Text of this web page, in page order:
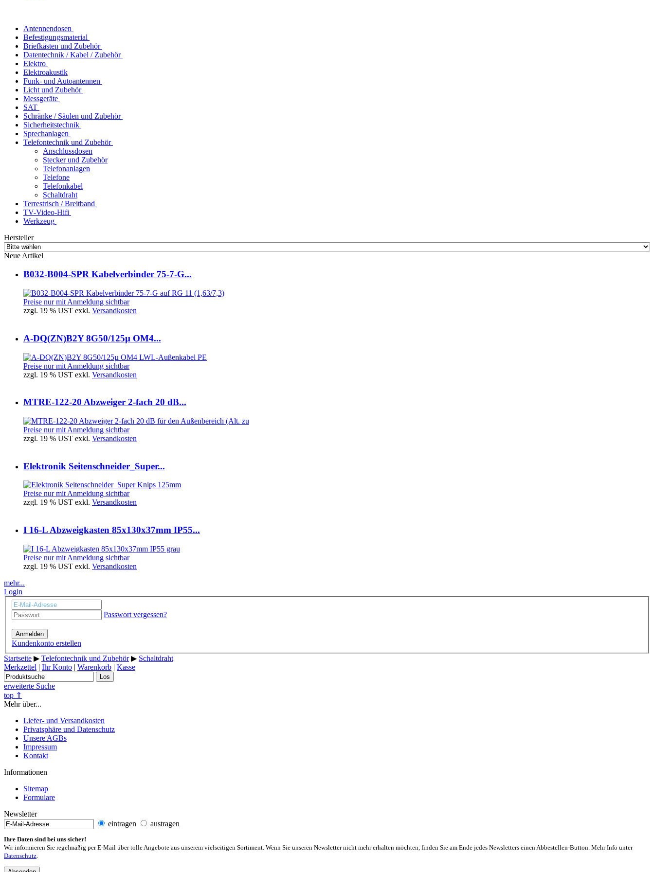
Antennendosen
Befestigungsmaterial
Briefkästen und Zubehör
Datentechnik / Kabel / Zubehör
Elektro
Elektroakustik
Funk- und Autoantennen
Licht und Zubehör
Messgeräte
SAT
Schränke / Säulen und Zubehör
Sicherheitstechnik
Sprechanlagen
Telefontechnik und Zubehör
Anschlussdosen
Stecker und Zubehör
Telefonanlagen
Telefone
Telefonkabel
Schaltdraht
Terrestrisch / Breitband
TV-Video-Hifi
Werkzeug
Hersteller
Neue Artikel
B032-B004-SPR Kabelverbinder 75-7-G...
Preise nur mit Anmeldung sichtbar
zzgl. 19 % UST exkl. Versandkosten
A-DQ(ZN)B2Y 8G50/125µ OM4...
Preise nur mit Anmeldung sichtbar
zzgl. 19 % UST exkl. Versandkosten
MTRE-122-20 Abzweiger 2-fach 20 dB...
Preise nur mit Anmeldung sichtbar
zzgl. 19 % UST exkl. Versandkosten
Elektronik Seitenschneider_Super...
Preise nur mit Anmeldung sichtbar
zzgl. 19 % UST exkl. Versandkosten
I 16-L Abzweigkasten 85x130x37mm IP55...
Preise nur mit Anmeldung sichtbar
zzgl. 19 % UST exkl. Versandkosten
mehr...
Login
Passwort vergessen?
Anmelden
Kundenkonto erstellen
Startseite ▶ Telefontechnik und Zubehör▶ Schaltdraht
Merkzettel | Ihr Konto | Warenkorb | Kasse
Los
erweiterte Suche
top ⇑
Mehr über...
Liefer- und Versandkosten
Privatsphäre und Datenschutz
Unsere AGBs
Impressum
Kontakt
Informationen
Sitemap
Formulare
Newsletter
eintragen
austragen
Ihre Daten sind bei uns sicher!
Wir informieren Sie regelmäßig per E-Mail über tolle Angebote aus unserem vielseitigen Sortiment. Wenn Sie unseren Newsletter nicht mehr erhalten möchten, finden Sie am Ende jedes Newsletters einen Abbestellen-Button. Mehr Info unter
Datenschutz.